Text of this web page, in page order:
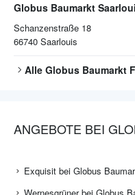
Globus Baumarkt
Schanzenstraße 18
66740 Saarlouis
Alle Globus Baumarkt
ANGEBOTE BEI
Exquisit bei Globus